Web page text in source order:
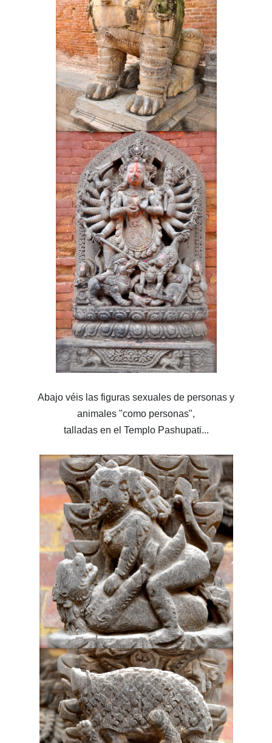
Abajo véis las figuras sexuales de personas y
animales "como personas",
talladas en el Templo Pashupati...